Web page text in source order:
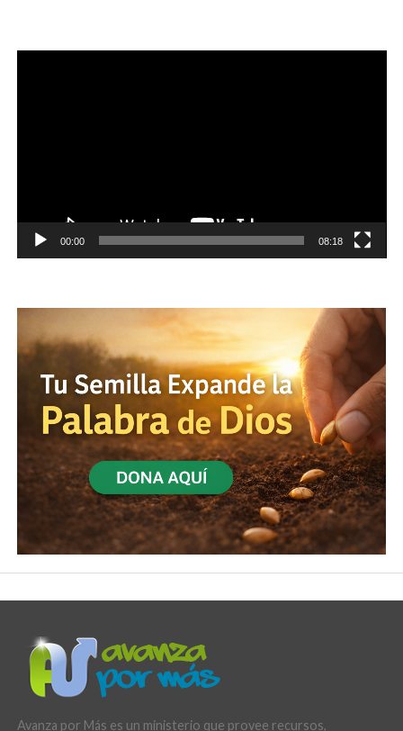
00:00 08:18
Avanza por Más es un ministerio que provee recursos,